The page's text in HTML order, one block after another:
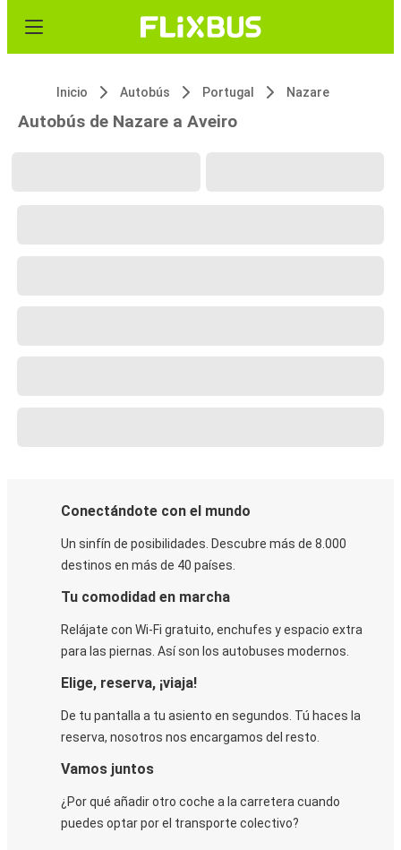
Inicio Autobús Portugal Nazare
Autobús de Nazare a Aveiro
Conectándote con el mundo
Un sinfín de posibilidades. Descubre más de 8.000
destinos en más de 40 países.
Tu comodidad en marcha
Relájate con Wi-Fi gratuito, enchufes y espacio extra
para las piernas. Así son los autobuses modernos.
Elige, reserva, ¡viaja!
De tu pantalla a tu asiento en segundos. Tú haces la
reserva, nosotros nos encargamos del resto.
Vamos juntos
¿Por qué añadir otro coche a la carretera cuando
puedes optar por el transporte colectivo?